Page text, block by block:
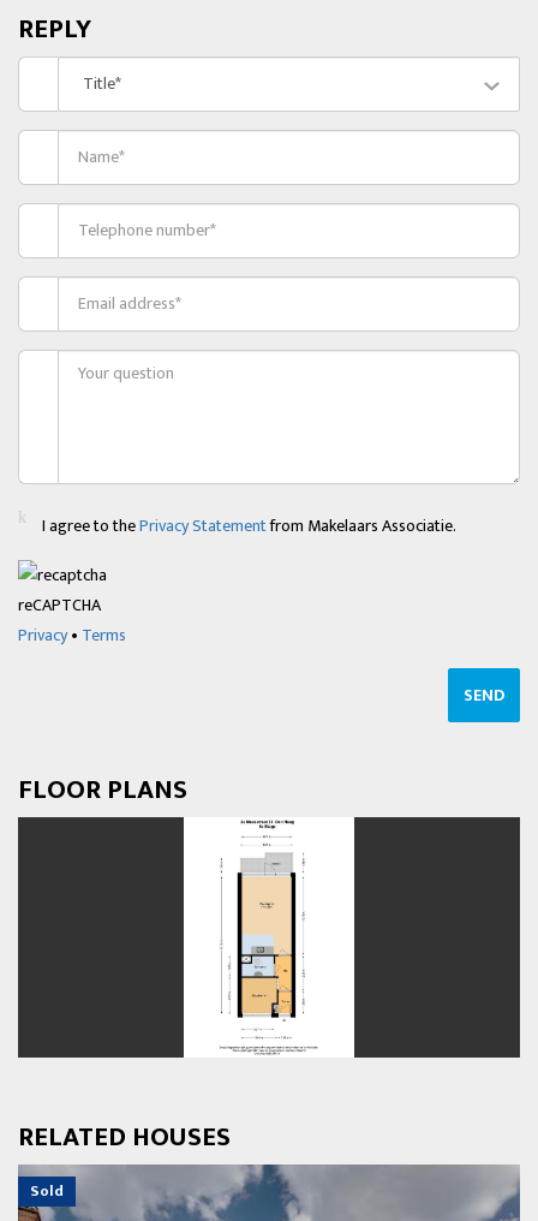
REPLY
Title*
I agree to thePrivacy Statementfrom Makelaars Associatie.
reCAPTCHA
Privacy• Terms
SEND
FLOOR PLANS
RELATED HOUSES
Sold